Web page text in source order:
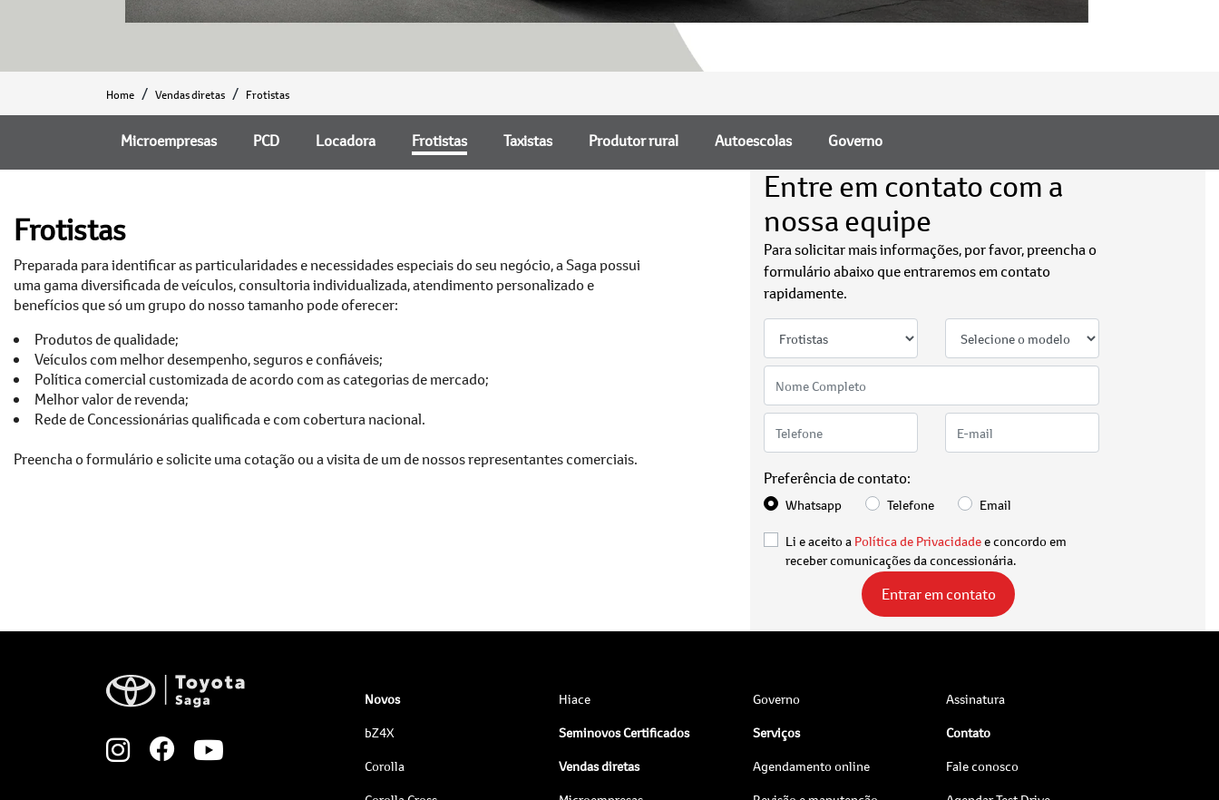
Home Vendas diretas Frotistas
Microempresas PCD Locadora Frotistas Taxistas Produtor rural Autoescolas Governo
Frotistas
Preparada para identificar as particularidades e necessidades especiais do seu negócio, a Saga possui
uma gama diversificada de veículos, consultoria individualizada, atendimento personalizado e
benefícios que só um grupo do nosso tamanho pode oferecer:
Produtos de qualidade;
Veículos com melhor desempenho, seguros e confiáveis;
Política comercial customizada de acordo com as categorias de mercado;
Melhor valor de revenda;
Rede de Concessionárias qualificada e com cobertura nacional.
Preencha o formulário e solicite uma cotação ou a visita de um de nossos representantes comerciais.
Entre em contato com a
nossa equipe
Para solicitar mais informações, por favor, preencha o
formulário abaixo que entraremos em contato
rapidamente.
Preferência de contato:
Whatsapp Telefone Email
Li e aceito a Política de Privacidadee concordo em
receber comunicações da concessionária.
Entrar em contato
Novos
bZ4X
Corolla
Hiace
Seminovos Certificados
Vendas diretas
Governo
Serviços
Agendamento online
Assinatura
Contato
Fale conosco